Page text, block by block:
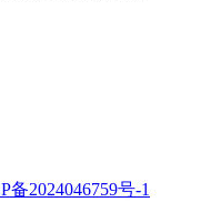
2024046759号-1